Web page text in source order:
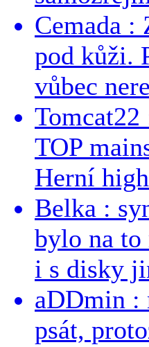
Cemada :
pod kůži.
vůbec
TOP
Herní
Belka :
bylo na to
i s disky
aDDmin :
psát,